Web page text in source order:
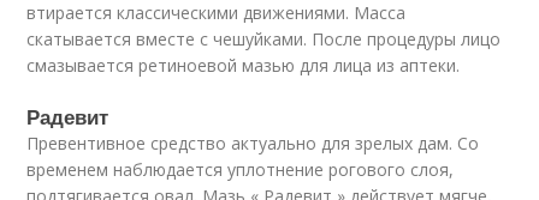
втирается классическими движениями. Масса
скатывается вместе с чешуйками. После процедуры лицо
смазывается ретиноевой мазью для лица из аптеки.
Радевит
Превентивное средство актуально для зрелых дам. Со
временем наблюдается уплотнение рогового слоя,